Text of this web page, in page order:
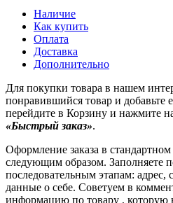
Наличие
Как купить
Оплата
Доставка
Дополнительно
Для покупки товара в нашем
понравившийся товар и добавьте
перейдите в Корзину и нажмите
«Быстрый заказ».
Оформление заказа в
следующим образом. Заполняете
последовательным этапам: адрес,
данные о себе. Советуем в
информацию по товару , которую